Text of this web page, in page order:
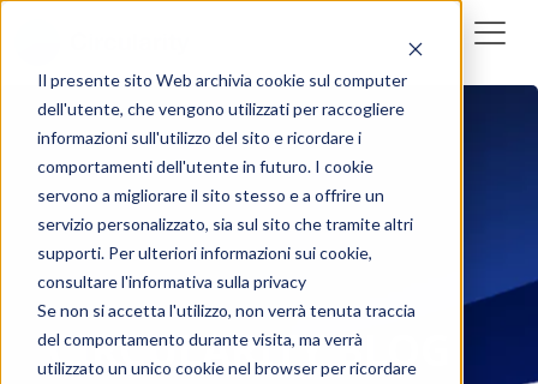
Il presente sito Web archivia cookie sul computer
dell'utente, che vengono utilizzati per raccogliere
informazioni sull'utilizzo del sito e ricordare i
comportamenti dell'utente in futuro. I cookie
servono a migliorare il sito stesso e a offrire un
servizio personalizzato, sia sul sito che tramite altri
supporti. Per ulteriori informazioni sui cookie,
consultare l'informativa sulla privacy
Se non si accetta l'utilizzo, non verrà tenuta traccia
del comportamento durante visita, ma verrà
utilizzato un unico cookie nel browser per ricordare
CIRCULARITY BLOG